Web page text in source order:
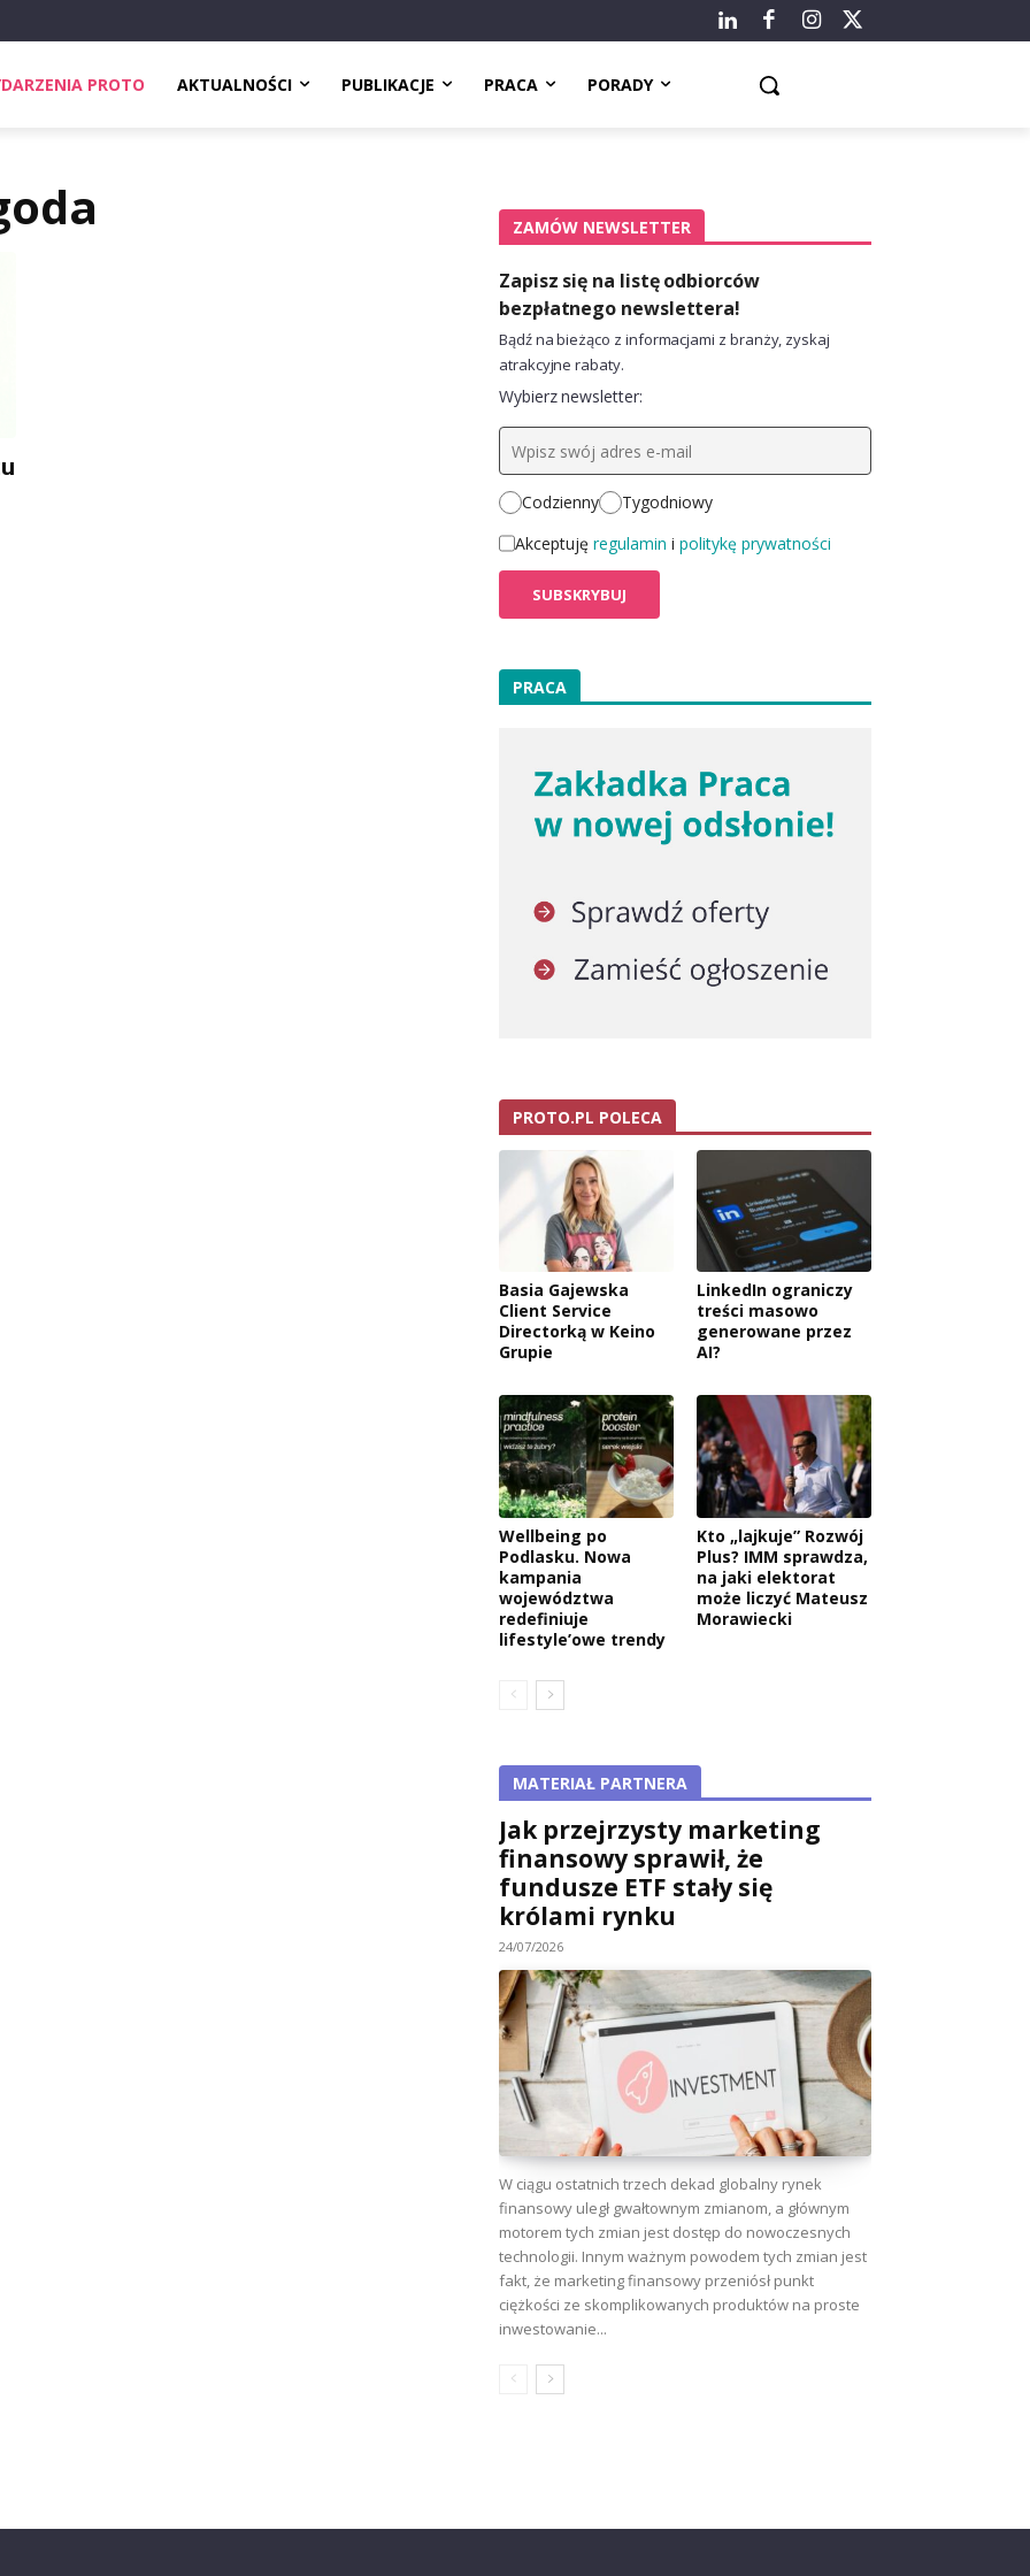
PROTO AKTUALNOŚCI PUBLIKACJE PRACA PORADY
ZAMÓW NEWSLETTER
Zapisz się na listę odbiorców
bezpłatnego newslettera!
Bądź na bieżąco z informacjami z branży, zyskaj
atrakcyjne rabaty.
Wybierz newsletter:
Codzienny
Tygodniowy
Akceptuję regulamin i politykę prywatności
PRACA
PROTO.PL POLECA
Basia Gajewska
Client Service
Directorką w Keino
Grupie
LinkedIn ograniczy
treści masowo
generowane przez
AI?
Wellbeing po
Podlasku. Nowa
kampania
województwa
redefiniuje
lifestyle’owe trendy
Kto „lajkuje” Rozwój
Plus? IMM sprawdza,
na jaki elektorat
może liczyć Mateusz
Morawiecki
MATERIAŁ PARTNERA
Jak przejrzysty marketing
finansowy sprawił, że
fundusze ETF stały się
królami rynku
24/07/2026
W ciągu ostatnich trzech dekad globalny rynek
finansowy uległ gwałtownym zmianom, a głównym
motorem tych zmian jest dostęp do nowoczesnych
technologii. Innym ważnym powodem tych zmian jest
fakt, że marketing finansowy przeniósł punkt
ciężkości ze skomplikowanych produktów na proste
inwestowanie...